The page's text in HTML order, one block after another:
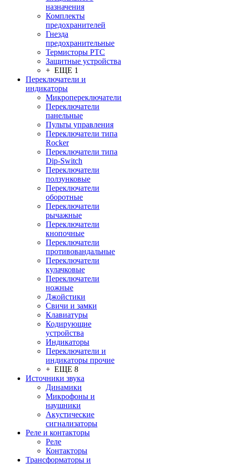
назначения
Комплекты
предохранителей
Гнезда
предохранительные
Термисторы PTC
Защитные устройства
+ ЕЩЕ 1
Переключатели и
индикаторы
Микропереключатели
Переключатели
панельные
Пульты управления
Переключатели типа
Rocker
Переключатели типа
Dip-Switch
Переключатели
ползунковые
Переключатели
оборотные
Переключатели
рычажные
Переключатели
кнопочные
Переключатели
противовандальные
Переключатели
кулачковые
Переключатели
ножные
Джойстики
Свичи и замки
Клавиатуры
Кодирующие
устройства
Индикаторы
Переключатели и
индикаторы прочие
+ ЕЩЕ 8
Источники звука
Динамики
Микрофоны и
наушники
Акустические
сигнализаторы
Реле и контакторы
Реле
Контакторы
Трансформаторы и